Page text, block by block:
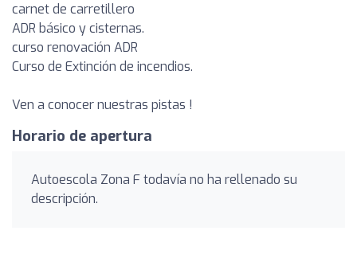
carnet de carretillero
ADR básico y cisternas.
curso renovación ADR
Curso de Extinción de incendios.
Ven a conocer nuestras pistas !
Horario de apertura
Autoescola Zona F todavía no ha rellenado su
descripción.